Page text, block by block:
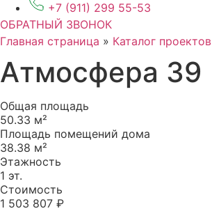
+7 (911) 299 55-53
ОБРАТНЫЙ ЗВОНОК
Главная страница » Каталог проектов
Атмосфера 39
Общая площадь
50.33 м²
Площадь помещений дома
38.38 м²
Этажность
1 эт.
Стоимость
1 503 807 ₽